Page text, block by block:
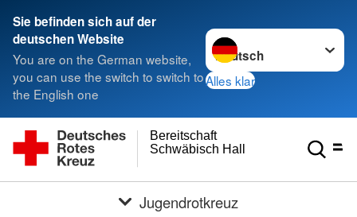
Sie befinden sich auf der
deutschen Website
You are on the German website,
you can use the switch to switch to
the English one
Sprache wechseln zu
Alles klar
Schwäbisch Hall
Bereitschaft
Jugendrotkreuz